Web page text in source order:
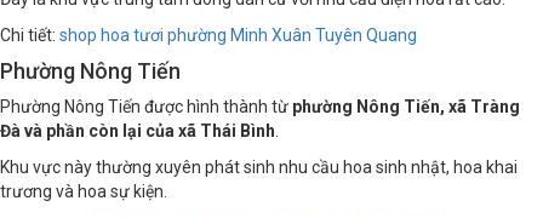
Đây là khu vực trung tâm đông dân cư với nhu cầu điện hoa rất cao.
shop hoa tươi phường Minh Xuân Tuyên Quang
Phường Nông Tiến
Phường Nông Tiến được hình thành từ phường Nông Tiến, xã Tràng
Đà và phần còn lại của xã Thái Bình
Khu vực này thường xuyên phát sinh nhu cầu hoa sinh nhật, hoa khai
trương và hoa sự kiện.